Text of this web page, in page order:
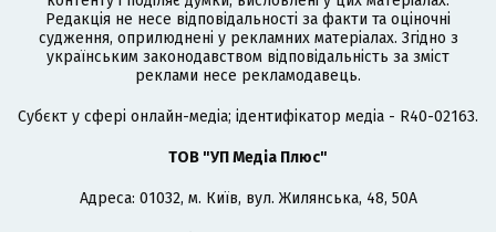
Редакція не несе відповідальності за факти та оціночні
судження, оприлюднені у рекламних матеріалах. Згідно з
українським законодавством відповідальність за зміст
реклами несе рекламодавець.
Cубєкт у сфері онлайн-медіа; ідентифікатор медіа - R40-02163.
ТОВ "УП Медіа Плюс"
Адреса: 01032, м. Київ, вул. Жилянська, 48, 50А